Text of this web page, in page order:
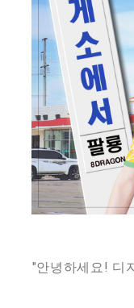
"안녕하세요! 디